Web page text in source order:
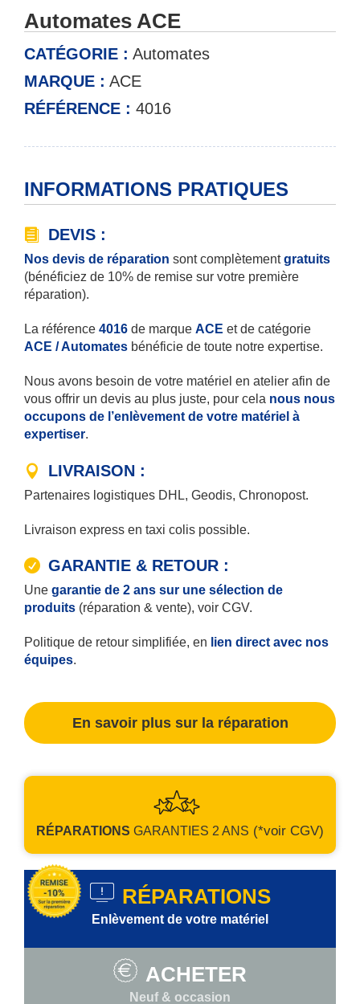
Automates ACE
CATÉGORIE : Automates
MARQUE : ACE
RÉFÉRENCE : 4016
INFORMATIONS PRATIQUES
DEVIS :
Nos devis de réparation sont complètementgratuits
(bénéficiez de 10% de remise sur votre première
réparation).
La référence 4016 de marque ACE et de catégorie
ACE / Automates bénéficie de toute notre expertise.
Nous avons besoin de votre matériel en atelier afin de
vous offrir un devis au plus juste, pour cela nous nous
occupons de l’enlèvement de votre matériel à
expertiser.
LIVRAISON :
Partenaires logistiques DHL, Geodis, Chronopost.
Livraison express en taxi colis possible.
GARANTIE & RETOUR :
Une garantie de 2 ans sur une sélection de
produits (réparation & vente), voir CGV.
Politique de retour simplifiée, en lien direct avec nos
équipes.
En savoir plus sur la réparation
RÉPARATIONS GARANTIES 2 ANS (*voir CGV)
RÉPARATIONS
Enlèvement de votre matériel
ACHETER
Neuf & occasion